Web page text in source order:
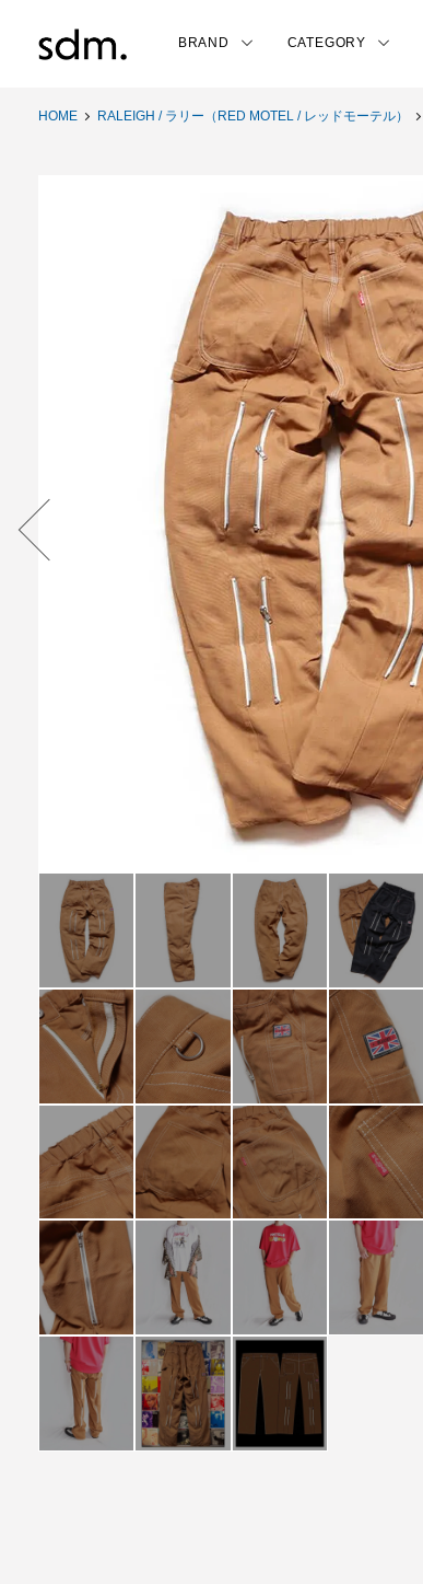
BRAND CATEGORY
HOME RALEIGH / ラリー（RED MOTEL / レッドモーテル）